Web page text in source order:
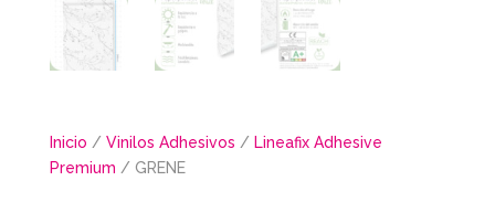
Inicio / Vinilos Adhesivos / Lineafix Adhesive
Premium / GRENE